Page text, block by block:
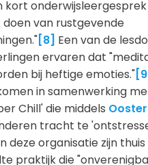
kort
van rustgevende
[8] Een van de
ervaren dat
bij heftige emoties."
in samenwerking
Chill' die middels
tracht te
deze organisatie zijn thuis
praktijk die